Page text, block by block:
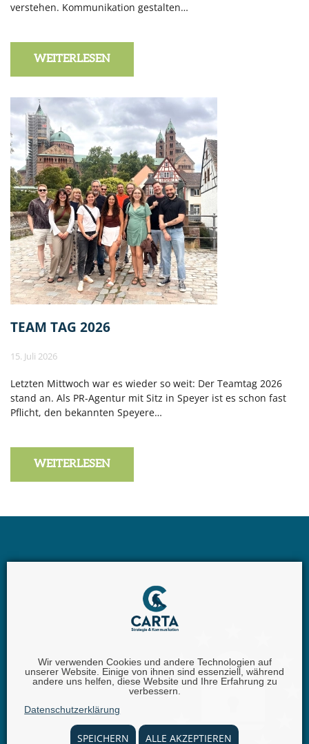
Wir verwenden Cookies und andere Technologien auf
unserer Website. Einige von ihnen sind essenziell, während
andere uns helfen, diese Website und Ihre Erfahrung zu
verbessern.
Datenschutzerklärung
SPEICHERN ALLE AKZEPTIEREN
verstehen. Kommunikation gestalten…
WEITERLESEN
TEAM TAG 2026
15. Juli 2026
Letzten Mittwoch war es wieder so weit: Der Teamtag 2026
stand an. Als PR-Agentur mit Sitz in Speyer ist es schon fast
Pflicht, den bekannten Speyere…
WEITERLESEN
Carta GmbH |Iggelheimer Str. 26 | 67346 Speyer |
+49 (0) 62 32 - 100111 - 0 |